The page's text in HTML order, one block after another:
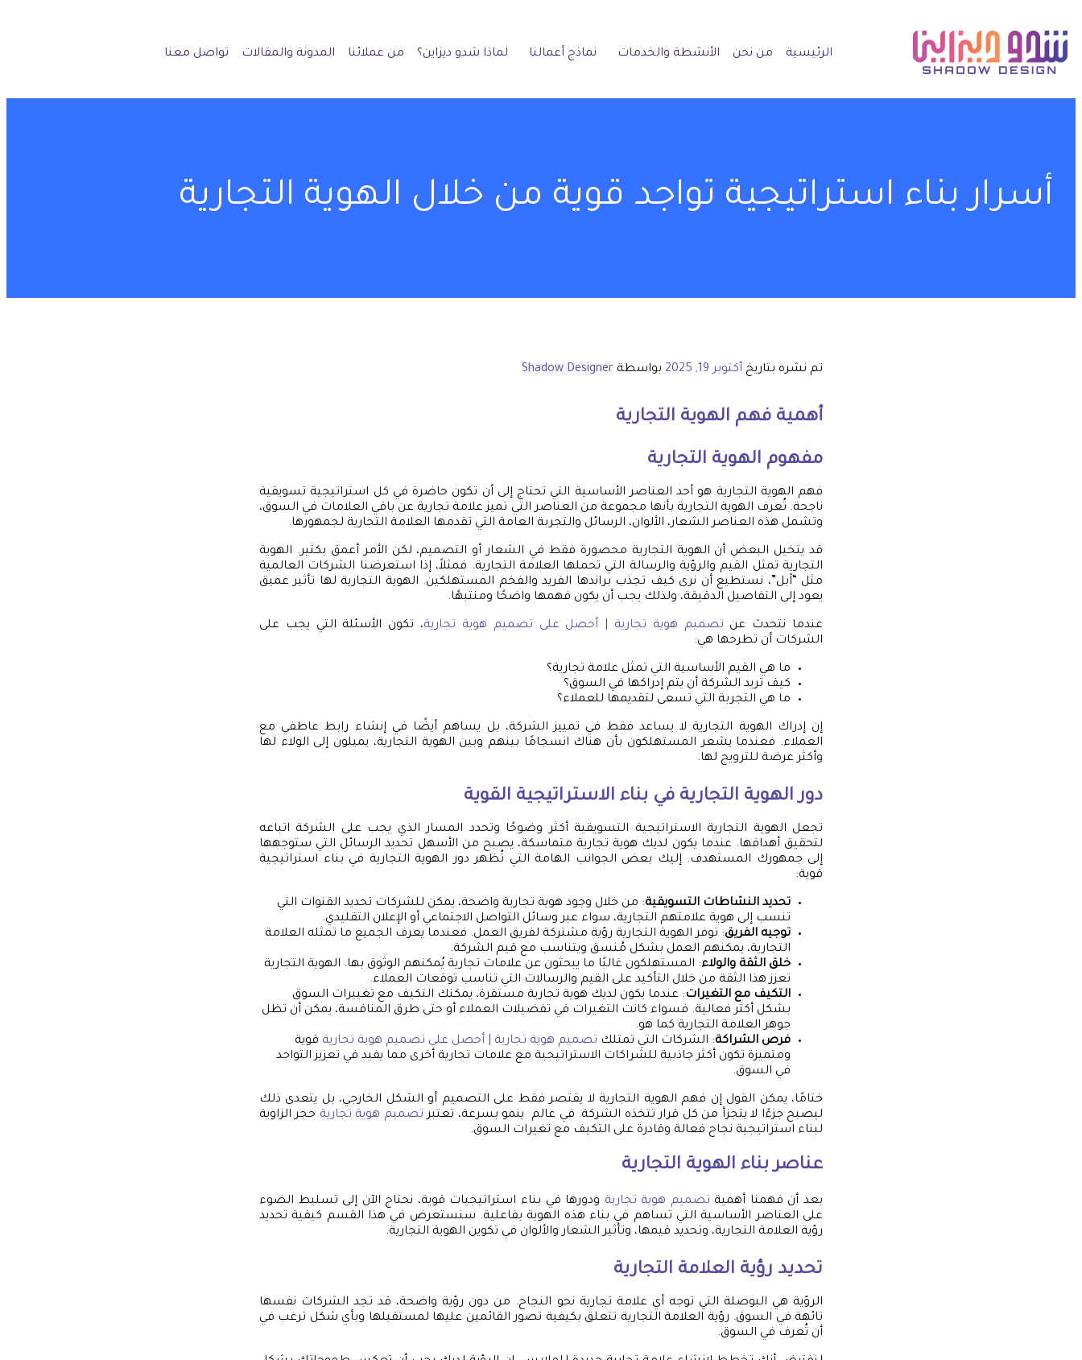
الرئيسية من نحن الأنشطة والخدمات نماذج أعمالنا لماذا شدو ديزاين؟ من عملائنا المدونة والمقالات تواصل معنا
أسرار بناء استراتيجية تواجد قوية من خلال الهوية التجارية
تم نشره بتاريخ أكتوبر 19, 2025 بواسطة Shadow Designer
أهمية فهم الهوية التجارية
مفهوم الهوية التجارية
فهم الهوية التجارية هو أحد العناصر الأساسية التي تحتاج إلى أن تكون حاضرة في كل استراتيجية تسويقية
ناجحة. تُعرف الهوية التجارية بأنها مجموعة من العناصر التي تميز علامة تجارية عن باقي العلامات في السوق،
وتشمل هذه العناصر الشعار، الألوان، الرسائل والتجربة العامة التي تقدمها العلامة التجارية لجمهورها.
قد يتخيل البعض أن الهوية التجارية محصورة فقط في الشعار أو التصميم، لكن الأمر أعمق بكثير. الهوية
التجارية تمثل القيم والرؤية والرسالة التي تحملها العلامة التجارية. فمثلاً، إذا استعرضنا الشركات العالمية
مثل “آبل”، نستطيع أن نرى كيف تجذب براندها الفريد والفخم المستهلكين. الهوية التجارية لها تأثير عميق
يعود إلى التفاصيل الدقيقة، ولذلك يجب أن يكون فهمها واضحًا ومنتبهًا.
عندما نتحدث عن تصميم هوية تجارية | أحصل على تصميم هوية تجارية، تكون الأسئلة التي يجب على
الشركات أن تطرحها هي:
ما هي القيم الأساسية التي تمثل علامة تجارية؟
كيف تريد الشركة أن يتم إدراكها في السوق؟
ما هي التجربة التي تسعى لتقديمها للعملاء؟
إن إدراك الهوية التجارية لا يساعد فقط في تمييز الشركة، بل يساهم أيضًا في إنشاء رابط عاطفي مع
العملاء. فعندما يشعر المستهلكون بأن هناك انسجامًا بينهم وبين الهوية التجارية، يميلون إلى الولاء لها
وأكثر عرضة للترويج لها.
دور الهوية التجارية في بناء الاستراتيجية القوية
تجعل الهوية التجارية الاستراتيجية التسويقية أكثر وضوحًا وتحدد المسار الذي يجب على الشركة اتباعه
لتحقيق أهدافها. عندما يكون لديك هوية تجارية متماسكة، يصبح من الأسهل تحديد الرسائل التي ستوجهها
إلى جمهورك المستهدف. إليك بعض الجوانب الهامة التي تُظهر دور الهوية التجارية في بناء استراتيجية
قوية:
تحديد النشاطات التسويقية: من خلال وجود هوية تجارية واضحة، يمكن للشركات تحديد القنوات التي
تنسب إلى هوية علامتهم التجارية، سواء عبر وسائل التواصل الاجتماعي أو الإعلان التقليدي.
توجيه الفريق: توفر الهوية التجارية رؤية مشتركة لفريق العمل. فعندما يعرف الجميع ما تمثله العلامة
التجارية، يمكنهم العمل بشكل مُنسق ويتناسب مع قيم الشركة.
خلق الثقة والولاء: المستهلكون غالبًا ما يبحثون عن علامات تجارية يُمكنهم الوثوق بها. الهوية التجارية
تعزز هذا الثقة من خلال التأكيد على القيم والرسالات التي تناسب توقعات العملاء.
التكيف مع التغيرات: عندما يكون لديك هوية تجارية مستقرة، يمكنك التكيف مع تغييرات السوق
بشكل أكثر فعالية. فسواء كانت التغيرات في تفضيلات العملاء أو حتى طرق المنافسة، يمكن أن تظل
جوهر العلامة التجارية كما هو.
فرص الشراكة: الشركات التي تمتلك تصميم هوية تجارية | أحصل على تصميم هوية تجارية قوية
ومتميزة تكون أكثر جاذبية للشراكات الاستراتيجية مع علامات تجارية أخرى مما يفيد في تعزيز التواجد
في السوق.
ختامًا، يمكن القول إن فهم الهوية التجارية لا يقتصر فقط على التصميم أو الشكل الخارجي، بل يتعدى ذلك
ليصبح جزءًا لا يتجزأ من كل قرار تتخذه الشركة. في عالم ينمو بسرعة، تعتبر تصميم هوية تجارية حجر الزاوية
لبناء استراتيجية نجاح فعالة وقادرة على التكيف مع تغيرات السوق.
عناصر بناء الهوية التجارية
بعد أن فهمنا أهمية تصميم هوية تجارية ودورها في بناء استراتيجيات قوية، نحتاج الآن إلى تسليط الضوء
على العناصر الأساسية التي تساهم في بناء هذه الهوية بفاعلية. سنستعرض في هذا القسم كيفية تحديد
رؤية العلامة التجارية، وتحديد قيمها، وتأثير الشعار والألوان في تكوين الهوية التجارية.
تحديد رؤية العلامة التجارية
الرؤية هي البوصلة التي توجه أي علامة تجارية نحو النجاح. من دون رؤية واضحة، قد تجد الشركات نفسها
تائهة في السوق. رؤية العلامة التجارية تتعلق بكيفية تصور القائمين عليها لمستقبلها وبأي شكل ترغب في
أن تُعرف في السوق.